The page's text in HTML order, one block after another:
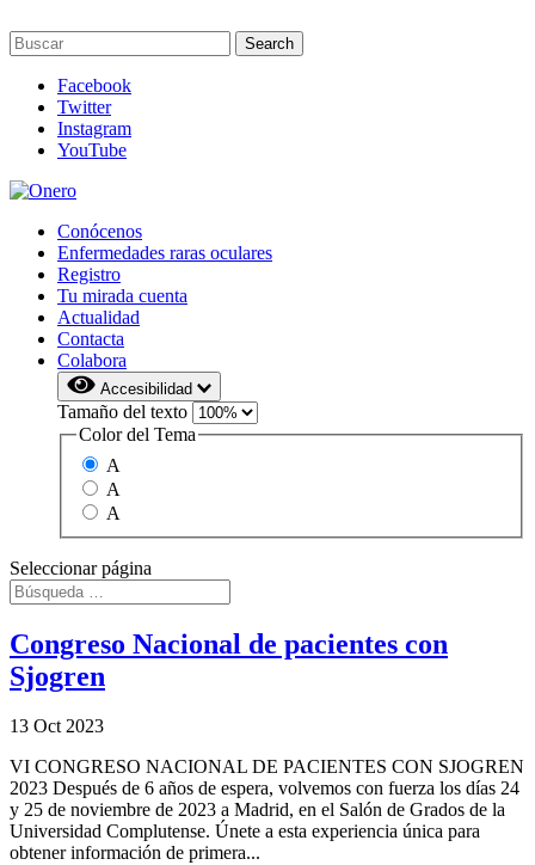
Facebook
Twitter
Instagram
YouTube
Conócenos
Enfermedades raras oculares
Registro
Tu mirada cuenta
Actualidad
Contacta
Colabora
Accesibilidad
Tamaño del texto
Color del Tema
A
A
A
Seleccionar página
Congreso Nacional de pacientes con
Sjogren
13 Oct 2023
VI CONGRESO NACIONAL DE PACIENTES CON SJOGREN
2023 Después de 6 años de espera, volvemos con fuerza los días 24
y 25 de noviembre de 2023 a Madrid, en el Salón de Grados de la
Universidad Complutense. Únete a esta experiencia única para
obtener información de primera...